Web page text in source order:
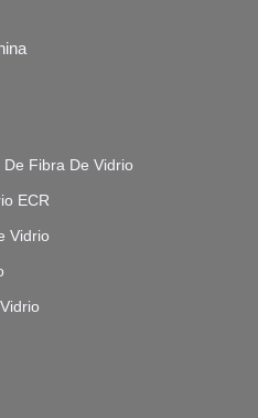
De Fibra De Vidrio
ECR
Vidrio